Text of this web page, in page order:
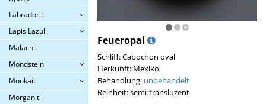
Labradorit
Lapis Lazuli
Malachit
Mondstein
Mookait
Morganit
Feueropal
Schliff: Cabochon oval
Herkunft: Mexiko
Behandlung: unbehandelt
Reinheit: semi-transluzent